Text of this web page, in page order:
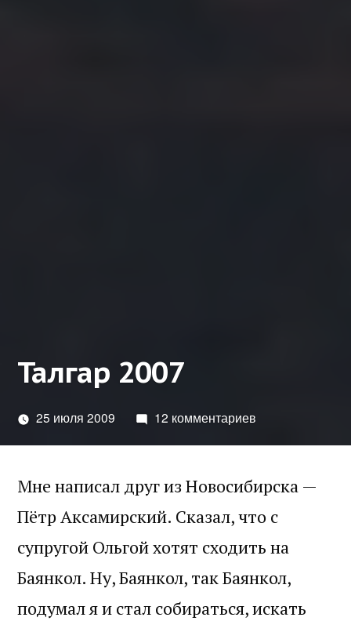
Талгар 2007
25 июля 2009 12 комментариев
Мне написал друг из Новосибирска —
Пётр Аксамирский. Сказал, что с
супругой Ольгой хотят сходить на
Баянкол. Ну, Баянкол, так Баянкол,
подумал я и стал собираться, искать